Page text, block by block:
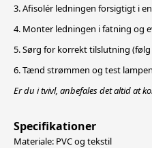
3. Afisolér ledningen forsigtigt i
4. Monter ledningen i fatning og
5. Sørg for korrekt tilslutning
6. Tænd strømmen og test lampen
Er du i tvivl, anbefales det altid at
Specifikationer
Materiale: PVC og tekstil